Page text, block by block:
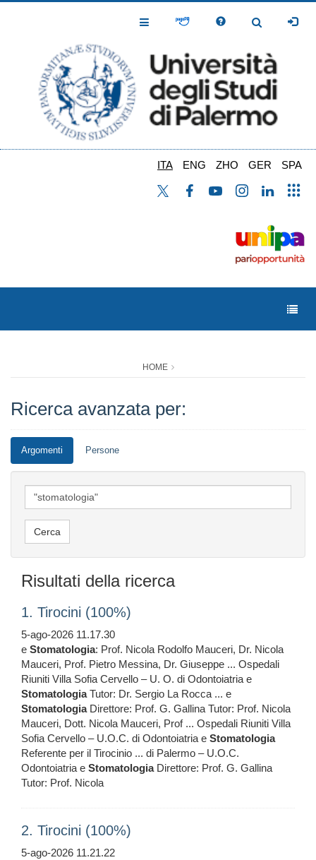
Toggle
Toggle
ITA ENG ZHO GER SPA
HOME
Ricerca avanzata per:
Argomenti Persone
Risultati della ricerca
1. Tirocini (100%)
5-ago-2026 11.17.30
e Stomatologia: Prof. Nicola Rodolfo Mauceri, Dr. Nicola
Mauceri, Prof. Pietro Messina, Dr. Giuseppe ... Ospedali
Riuniti Villa Sofia Cervello – U. O. di Odontoiatria e
StomatologiaTutor: Dr. Sergio La Rocca ... e
StomatologiaDirettore: Prof. G. Gallina Tutor: Prof. Nicola
Mauceri, Dott. Nicola Mauceri, Prof ... Ospedali Riuniti Villa
Sofia Cervello – U.O.C. di Odontoiatria e Stomatologia
Referente per il Tirocinio ... di Palermo – U.O.C.
Odontoiatria e StomatologiaDirettore: Prof. G. Gallina
Tutor: Prof. Nicola
2. Tirocini (100%)
5-ago-2026 11.21.22